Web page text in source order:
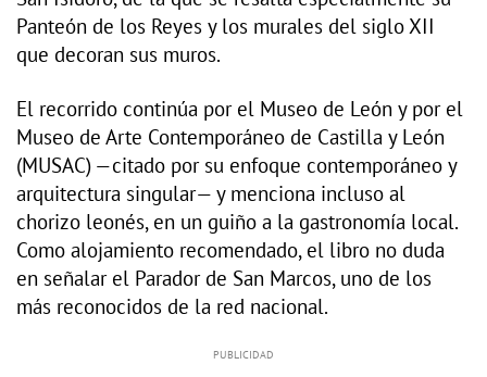
Panteón de los Reyes y los murales del siglo XII
que decoran sus muros.
El recorrido continúa por el Museo de León y por el
Museo de Arte Contemporáneo de Castilla y León
(MUSAC) —citado por su enfoque contemporáneo y
arquitectura singular— y menciona incluso al
chorizo leonés, en un guiño a la gastronomía local.
Como alojamiento recomendado, el libro no duda
en señalar el Parador de San Marcos, uno de los
más reconocidos de la red nacional.